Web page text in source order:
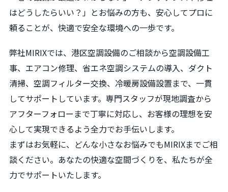
はどうしたらいい？」とお悩みの方も、安心してプロに
頼ることが、快適で安全な環境への一歩です。
弊社MIRIXでは、港区空調設備のご相談から空調設備工
事、エアコン修理、省エネ空調システムの導入、ダクト
清掃、空調フィルター交換、冷暖房設備設置まで、一貫
してサポートしています。専門スタッフが現地調査から
アフターフォローまで丁寧に対応し、お客様の理想を安
心して実現できるよう全力でお手伝いします。
まずはお気軽に、どんな小さなお悩みでもMIRIXまでご相
談ください。あなたの快適な空間づくりを、私たちが全
力でサポートいたします。